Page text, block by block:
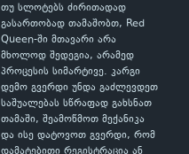
თუ სლოტებს ძირითადად
გასართობად თამაშობთ, Red
Queen-ში მთავარი არა
მხოლოდ შედეგია, არამედ
პროცესის სიმარტივე. კარგი
დემო გვერდი უნდა გაძლევდეთ
საშუალებას სწრაფად გახსნათ
თამაში, შეამოწმოთ მექანიკა
და ისე დატოვოთ გვერდი, რომ